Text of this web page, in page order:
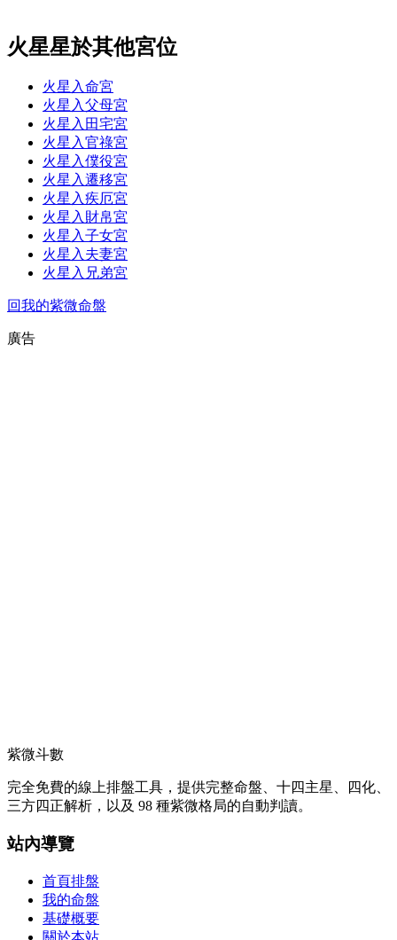
火星星於其他宮位
火星入命宮
火星入父母宮
火星入田宅宮
火星入官祿宮
火星入僕役宮
火星入遷移宮
火星入疾厄宮
火星入財帛宮
火星入子女宮
火星入夫妻宮
火星入兄弟宮
回我的紫微命盤
廣告
紫微斗數
完全免費的線上排盤工具，提供完整命盤、十四主星、四化、
三方四正解析，以及 98 種紫微格局的自動判讀。
站內導覽
首頁排盤
我的命盤
基礎概要
關於本站